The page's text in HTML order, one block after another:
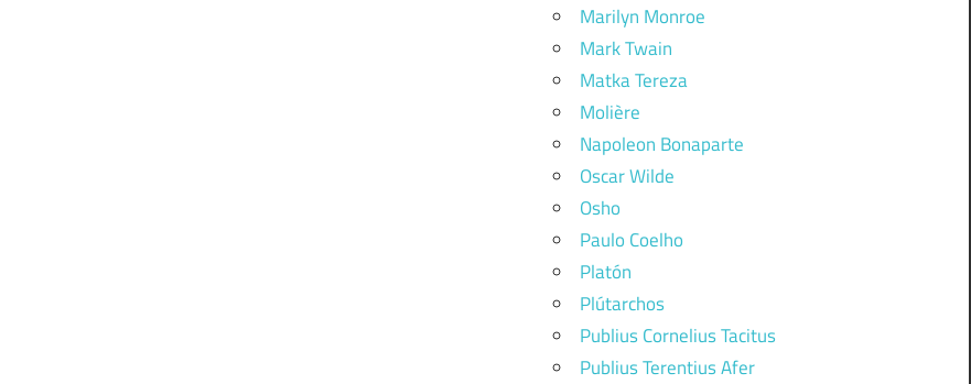
Marilyn Monroe
Mark Twain
Matka Tereza
Molière
Napoleon Bonaparte
Oscar Wilde
Osho
Paulo Coelho
Platón
Plútarchos
Publius Cornelius Tacitus
Publius Terentius Afer